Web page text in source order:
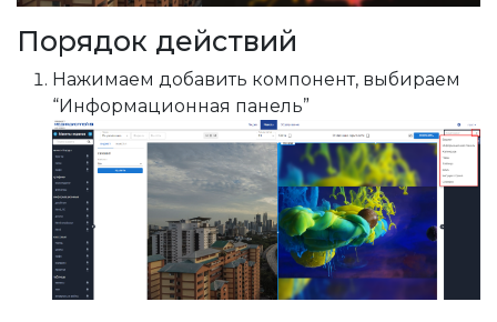
весь экран
теме
Порядок действий
Нажимаем добавить компонент, выбираем
“Информационная панель”